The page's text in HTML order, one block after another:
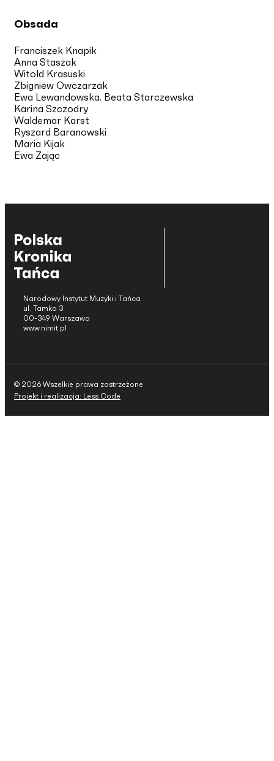
Obsada
Franciszek Knapik
Anna Staszak
Witold Krasuski
Zbigniew Owczarzak
Ewa Lewandowska. Beata Starczewska
Karina Szczodry
Waldemar Karst
Ryszard Baranowski
Maria Kijak
Ewa Zając
Narodowy Instytut Muzyki i Tańca
ul. Tamka 3
00-349 Warszawa
www.nimit.pl
© 2026 Wszelkie prawa zastrzeżone
Projekt i realizacja: Less Code